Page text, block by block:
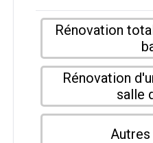
Rénovation
Rénovation
salle
Autres